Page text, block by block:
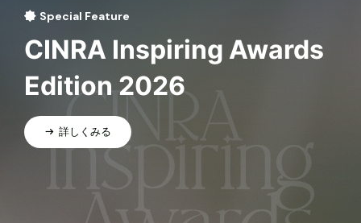
Special Feature
CINRA Inspiring Awards
Edition 2026
詳しくみる